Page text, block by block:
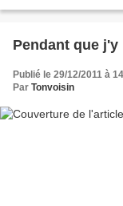
Pendant que j'y
Publié le 29/12/2011 à
Par Tonvoisin